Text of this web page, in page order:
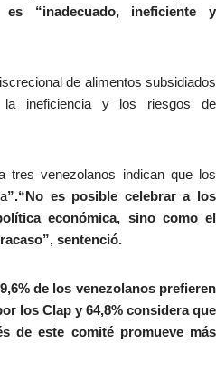
es “inadecuado, ineficiente y
de alimentos subsidiados
ineficiencia y los riesgos de
tres venezolanos indican que los
”.“No es posible celebrar a los
económica, sino como el
sentenció.
de los venezolanos prefieren
los Clap y 64,8% considera que
de este comité promueve más